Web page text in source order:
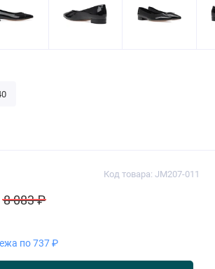
Код товара: JM207-011
8 083 ₽
по 737 ₽